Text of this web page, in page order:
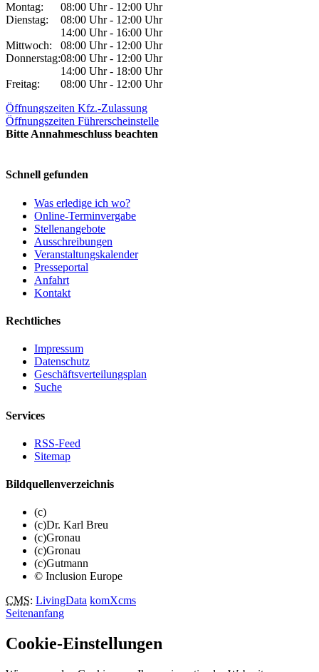
Montag:
08:00 Uhr - 12:00 Uhr
Dienstag:
08:00 Uhr - 12:00 Uhr
14:00 Uhr - 16:00 Uhr
Mittwoch:
08:00 Uhr - 12:00 Uhr
Donnerstag:08:00 Uhr - 12:00 Uhr
14:00 Uhr - 18:00 Uhr
Freitag:
08:00 Uhr - 12:00 Uhr
Öffnungszeiten Kfz.-Zulassung
Öffnungszeiten Führerscheinstelle
Bitte Annahmeschluss beachten
Schnell gefunden
Was erledige ich wo?
Online-Terminvergabe
Stellenangebote
Ausschreibungen
Veranstaltungskalender
Presseportal
Anfahrt
Kontakt
Rechtliches
Impressum
Datenschutz
Geschäftsverteilungsplan
Suche
Services
RSS-Feed
Sitemap
Bildquellenverzeichnis
(c)
(c)Dr. Karl Breu
(c)Gronau
(c)Gronau
(c)Gutmann
© Inclusion Europe
CMS: LivingData komXcms
Seitenanfang
Cookie-Einstellungen